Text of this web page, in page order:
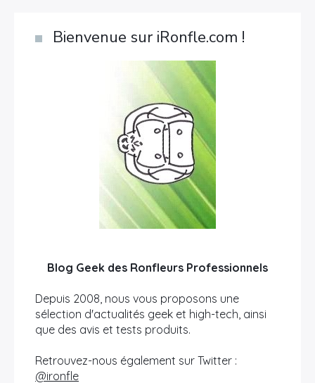
Bienvenue sur iRonfle.com !
Blog Geek des Ronfleurs Professionnels
Depuis 2008, nous vous proposons une
sélection d'actualités geek et high-tech, ainsi
que des avis et tests produits.
Retrouvez-nous également sur Twitter :
@ironfle